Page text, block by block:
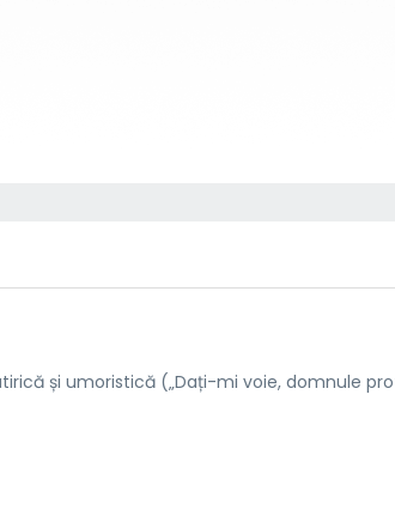
și umoristică („Dați-mi voie, domnule